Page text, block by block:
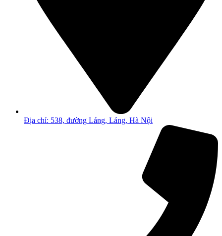
Địa chỉ: 538, đường Láng, Láng, Hà Nội